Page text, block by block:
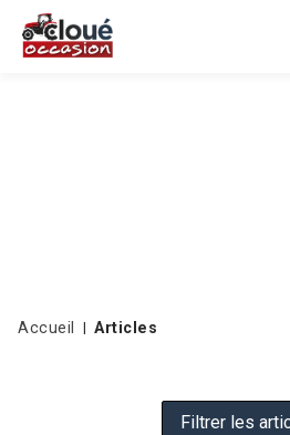
Mes favoris
Accueil Articles
Filtrer les